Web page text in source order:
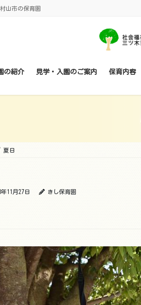
山市の保育園
の紹介 見学・入園のご案内 保育内容
夏日
年11月27日 きし保育園